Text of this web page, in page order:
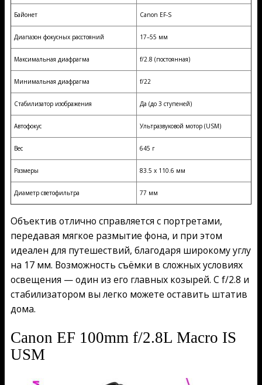
Байонет Canon EF-S
Диапазон фокусных расстояний 17–55 мм
Максимальная диафрагма f/2.8 (постоянная)
Минимальная диафрагма f/22
Стабилизатор изображения Да (до 3 ступеней)
Автофокус Ультразвуковой мотор (USM)
Вес 645 г
Размеры 83.5 x 110.6 мм
Диаметр светофильтра 77 мм
Объектив отлично справляется с портретами,
передавая мягкое размытие фона, и при этом
идеален для путешествий, благодаря широкому углу
на 17 мм. Возможность съёмки в сложных условиях
освещения — один из его главных козырей. С f/2.8 и
стабилизатором вы легко можете оставить штатив
дома.
Canon EF 100mm f/2.8L Macro IS
USM